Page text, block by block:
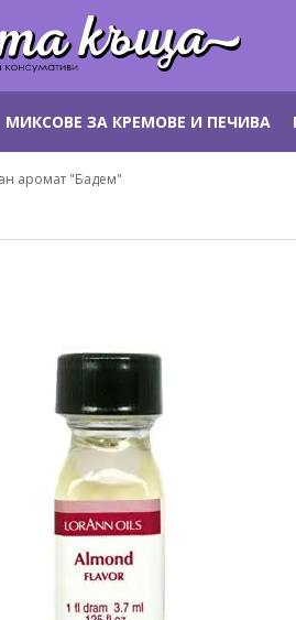
МИКСОВЕ ЗА КРЕМОВЕ И ПЕЧИВА
аромат "Бадем"